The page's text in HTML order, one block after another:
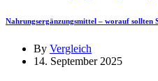
Nahrungsergänzungsmittel – worauf sollten
By Vergleich
14. September 2025